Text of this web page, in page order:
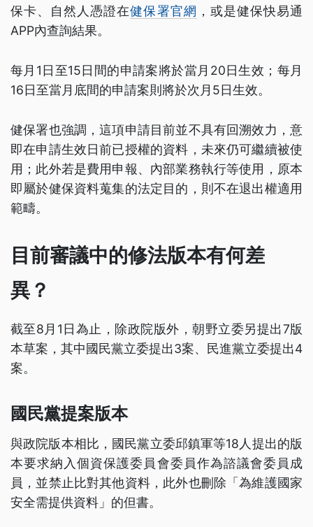
保卡、自然人憑證在健保署官網 ，或是健保快易通
APP內查詢結果。
每月1日至15日間的申請案將於當月20日生效；每月
16日至當月底間的申請案則將於次月5日生效。
健保署也強調，這項申請目前並不具有回溯效力，意
即在申請生效日前已授權的資料，未來仍可繼續被使
用；此外若是費用申報、內部業務執行等使用，原本
即屬於健保資料蒐集的法定目的，則不在退出權適用
範疇。
目前審議中的修法版本有何差
異？
截至8月1日為止，除政院版外，朝野立委另提出7版
本草案，其中國民黨立委提出3案、民進黨立委提出4
案。
國民黨提案版本
與政院版本相比，國民黨立委邱鎮軍等18人提出的版
本要求納入個資保護委員會委員作為諮議會委員成
員，並禁止比對其他資料，此外也刪除「為維護國家
安全需提供資料」的但書。